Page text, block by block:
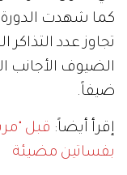
كما شهدت الدورة
ضيفاً.
إقرأ أيضاً: قبل
بفساتين مضيئة